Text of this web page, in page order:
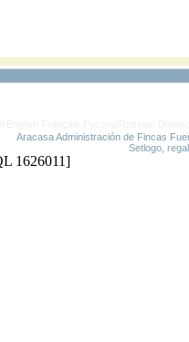
Aracasa Administración de Fincas
Setlogo,
1626011]